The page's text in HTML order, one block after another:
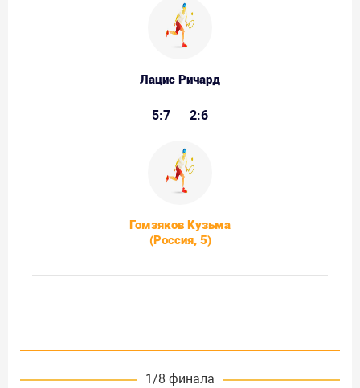
Лацис Ричард
5:7 2:6
Гомзяков Кузьма
(Россия, 5)
1/8 финала